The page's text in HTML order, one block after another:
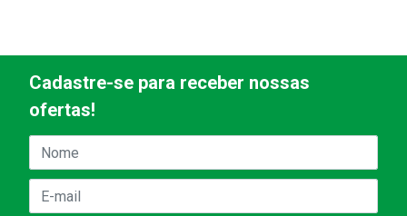
Cadastre-se para receber nossas
ofertas!